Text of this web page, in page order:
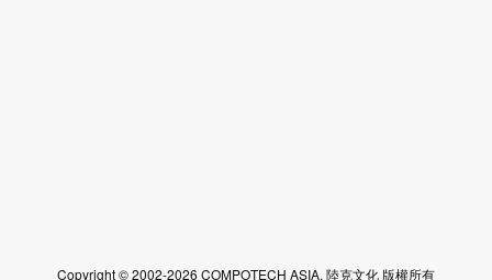
Copyright © 2002-2026 COMPOTECH ASIA. 陸克文化 版權所有